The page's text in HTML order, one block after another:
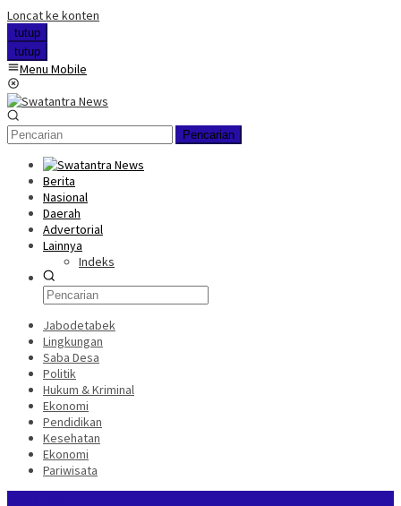
Loncat ke konten
tutup
tutup
Menu Mobile
Pencarian
Berita
Nasional
Daerah
Advertorial
Lainnya
Indeks
Jabodetabek
Lingkungan
Saba Desa
Politik
Hukum & Kriminal
Ekonomi
Pendidikan
Kesehatan
Ekonomi
Pariwisata